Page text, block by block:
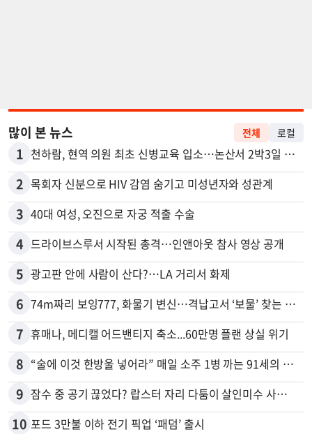
많이 본 뉴스 전체 로컬
1 천하람, 현역 의원 최초 신병교육 입소…논산서 2박3일 생활
2 목회자 신분으로 HIV 감염 숨기고 미성년자와 성관계
3 40대 여성, 오진으로 자궁 적출 수술
4 드라이브스루서 시작된 총격…인앤아웃 참사 영상 공개
5 광고판 안에 사람이 산다?…LA 거리서 화제
6 74m짜리 보잉777, 화물기 변신…격납고서 ‘보물’ 찾는 인천공항
7 휴매나, 메디캘 어드밴티지 축소...60만명 플랜 상실 위기
8 “술에 이것 한방울 넣어라” 매일 소주 1병 까는 91세의 철칙
9 잠수 중 공기 끊었다? 랍스터 자리 다툼이 살인미수 사건으로
10 포드 3만불 이하 전기 픽업 ‘패덤’ 출시